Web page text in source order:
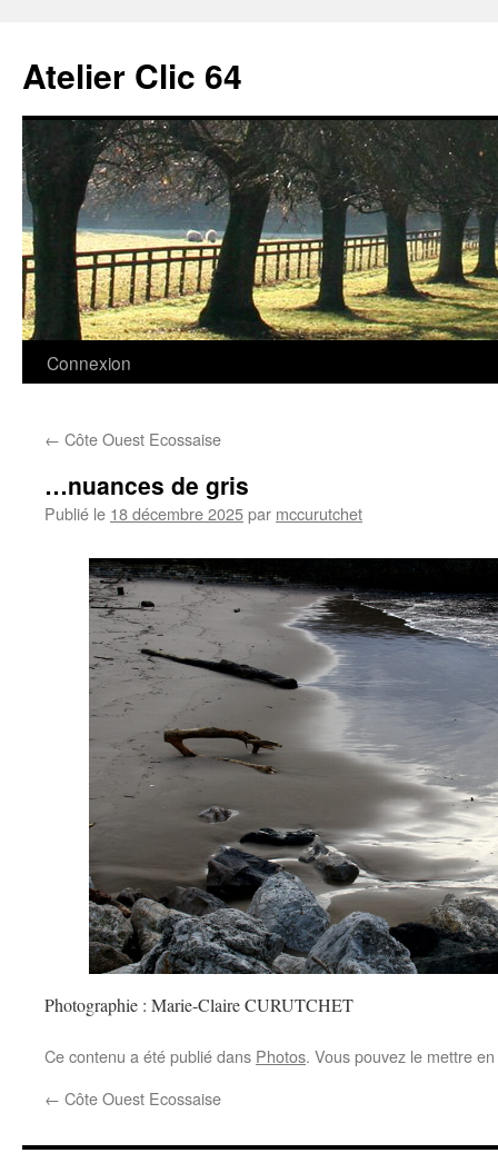
contenu
Atelier Clic 64
Connexion
← Côte Ouest Ecossaise
…nuances de gris
Publié le 18 décembre 2025par mccurutchet
Photographie : Marie-Claire CURUTCHET
Ce contenu a été publié dans Photos. Vous pouvez le mettre
← Côte Ouest Ecossaise